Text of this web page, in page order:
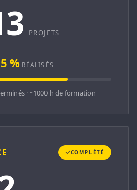
PROJETS
% RÉALISÉS
· ~1000 h de formation
COMPLÉTÉ